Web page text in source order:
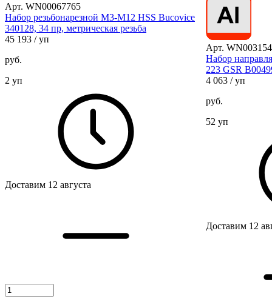
Арт. WN00067765
Набор резьбонарезной М3-М12 HSS Bucovice
340128, 34 пр, метрическая резьба
45 193 / уп
руб.
2 уп
Доставим 12 августа
Арт.
Набор
223 GSR
4 063 / уп
руб.
52 уп
Доставим 12